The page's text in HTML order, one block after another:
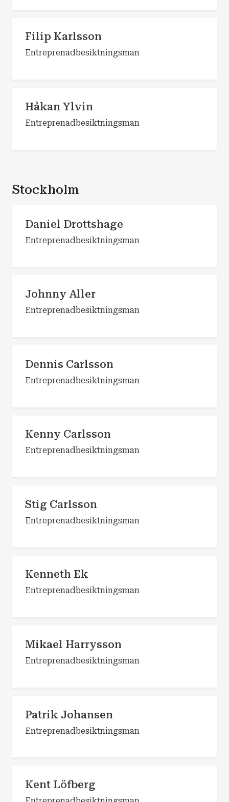
Filip Karlsson
Entreprenadbesiktningsman
Håkan Ylvin
Entreprenadbesiktningsman
Stockholm
Daniel Drottshage
Entreprenadbesiktningsman
Johnny Aller
Entreprenadbesiktningsman
Dennis Carlsson
Entreprenadbesiktningsman
Kenny Carlsson
Entreprenadbesiktningsman
Stig Carlsson
Entreprenadbesiktningsman
Kenneth Ek
Entreprenadbesiktningsman
Mikael Harrysson
Entreprenadbesiktningsman
Patrik Johansen
Entreprenadbesiktningsman
Kent Löfberg